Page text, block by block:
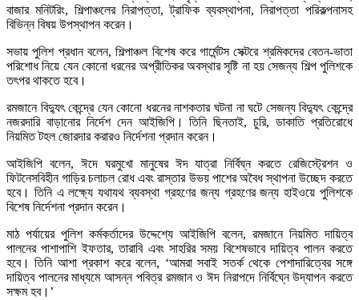
বাজার মনিটরিং, শিল্পাঞ্চলের নিরাপত্তা, ট্রাফিক ব্যবস্থাপনা, নিরাপত্তা পরিকল্পনাসহ
বিভিন্ন বিষয় উপস্থাপন করেন।
সভায় পুলিশ প্রধান বলেন, শিল্পাঞ্চল বিশেষ করে গার্মেন্টস সেক্টরে শ্রমিকদের বেতন-ভাতা
পরিশোধ নিয়ে যেন কোনো ধরনের অপ্রীতিকর অবস্থার সৃষ্টি না হয় সেজন্য শিল্প পুলিশকে
তৎপর থাকতে হবে।
রমজানে বিদ্যুৎ কেন্দ্রে যেন কোনো ধরনের নাশকতার ঘটনা না ঘটে সেজন্য বিদ্যুৎ কেন্দ্রে
নজরদারি বাড়ানোর নির্দেশ দেন আইজিপি। তিনি ছিনতাই, চুরি, ডাকাতি প্রতিরোধে
নিয়মিত টহল জোরদার করারও নির্দেশনা প্রদান করেন।
আইজিপি বলেন, ঈদে ঘরমুখো মানুষের ঈদ যাত্রা নির্বিঘ্ন করতে রেজিস্ট্রেশন ও
ফিটনেসবিহীন গাড়ির চলাচল রোধ এবং রাস্তার উভয় পাশের অবৈধ স্থাপনা উচ্ছেদ করতে
হবে। তিনি এ লক্ষ্যে যথাযথ ব্যবস্থা গ্রহণের জন্য গ্রহণের জন্য হাইওয়ে পুলিশকে
বিশেষ নির্দেশনা প্রদান করেন।
মাঠ পর্যায়ের পুলিশ কর্মকর্তাদের উদ্দেশ্যে আইজিপি বলেন, রমজানে নিয়মিত দায়িত্ব
পালনের পাশাপাশি ইফতার, তারাবি এবং সাহরির সময় বিশেষভাবে দায়িত্ব পালন করতে
হবে। তিনি আশা প্রকাশ করে বলেন, ‘আমরা সবাই সতর্ক থেকে পেশাদারিত্বের সঙ্গে
দায়িত্ব পালনের মাধ্যমে আসন্ন পবিত্র রমজান ও ঈদ নিরাপদে নির্বিঘ্নে উদ্‌যাপন করতে
সক্ষম হব।’